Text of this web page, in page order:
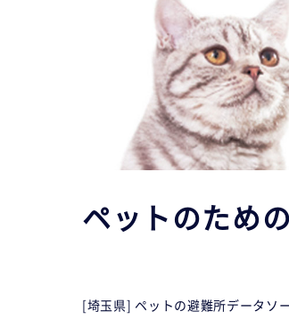
ペットのため
[埼玉県] ペットの避難所データ ソ